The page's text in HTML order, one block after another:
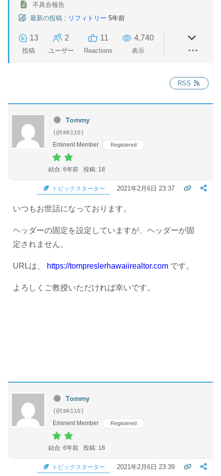
不具合報告
最新の投稿 : リフィトリー 5年前
13
投稿
2
ユーザー
11
Reactions
4,740
表示
RSS
Tommy
(@tmk110)
Eminent Member
Registered
結合: 6年前 投稿: 18
トピックスターター 2021年2月6日 23:37
いつもお世話になっております。
ヘッダーの固定を設定していますが、ヘッダーが固
定されません。
URLは、 https://tompreslerhawaiirealtor.com です。
よろしくご教授いただければ幸いです。
Tommy
(@tmk110)
Eminent Member
Registered
結合: 6年前 投稿: 18
トピックスターター 2021年2月6日 23:39